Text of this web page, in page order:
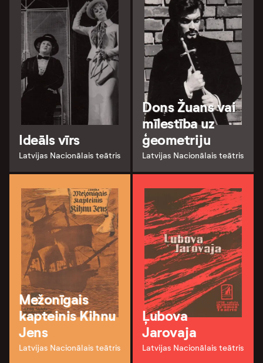
Ideāls vīrs
Latvijas Nacionālais teātris
Dons Žuans vai
mīlestība uz
ģeometriju
Latvijas Nacionālais teātris
Mežonīgais
kapteinis Kihnu
Jens
Latvijas Nacionālais teātris
Ļubova
Jarovaja
Latvijas Nacionālais teātris